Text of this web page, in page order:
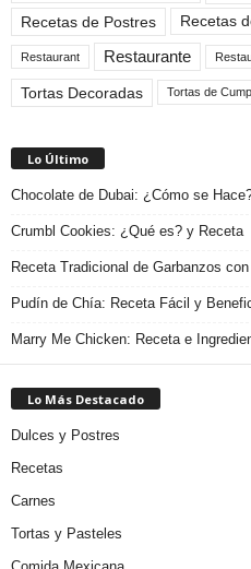
Recetas de Postres
Recetas
Restaurant Restaurante
Tortas Decoradas Tortas de
Lo Último
Chocolate de Dubai: ¿Cómo se
Crumbl Cookies: ¿Qué es? y Receta
Receta Tradicional de Garbanzos
Pudín de Chía: Receta Fácil y
Marry Me Chicken: Receta e
Lo Más Destacado
Dulces y Postres
Recetas
Carnes
Tortas y Pasteles
Comida Mexicana